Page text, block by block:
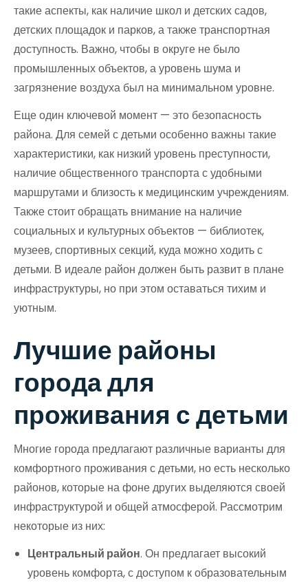
такие аспекты, как наличие школ и детских садов,
детских площадок и парков, а также транспортная
доступность. Важно, чтобы в округе не было
промышленных объектов, а уровень шума и
загрязнение воздуха был на минимальном уровне.
Еще один ключевой момент — это безопасность
района. Для семей с детьми особенно важны такие
характеристики, как низкий уровень преступности,
наличие общественного транспорта с удобными
маршрутами и близость к медицинским учреждениям.
Также стоит обращать внимание на наличие
социальных и культурных объектов — библиотек,
музеев, спортивных секций, куда можно ходить с
детьми. В идеале район должен быть развит в плане
инфраструктуры, но при этом оставаться тихим и
уютным.
Лучшие районы
города для
проживания с детьми
Многие города предлагают различные варианты для
комфортного проживания с детьми, но есть несколько
районов, которые на фоне других выделяются своей
инфраструктурой и общей атмосферой. Рассмотрим
некоторые из них:
Центральный район. Он предлагает высокий
уровень комфорта, с доступом к образовательным